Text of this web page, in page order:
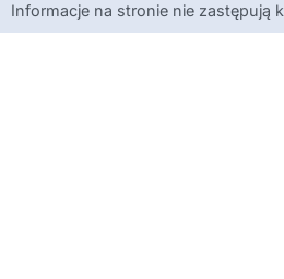
Informacje na stronie nie zastępują